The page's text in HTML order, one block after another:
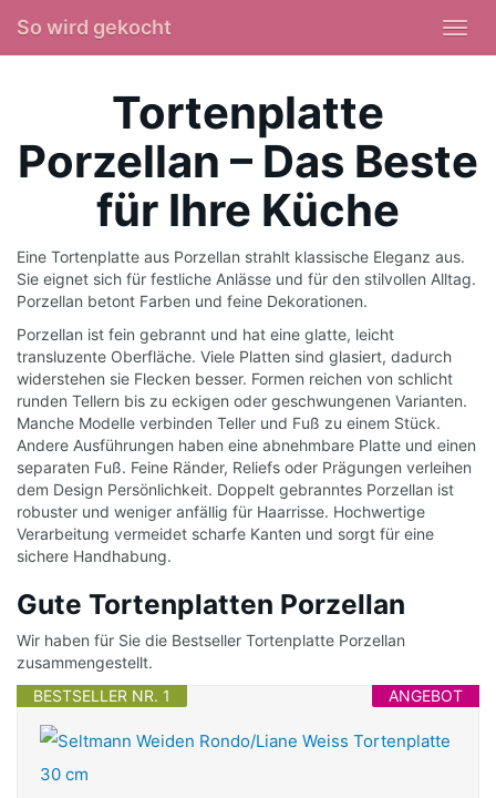
So wird gekocht
Tortenplatte
Porzellan – Das Beste
für Ihre Küche
Eine Tortenplatte aus Porzellan strahlt klassische Eleganz aus.
Sie eignet sich für festliche Anlässe und für den stilvollen Alltag.
Porzellan betont Farben und feine Dekorationen.
Porzellan ist fein gebrannt und hat eine glatte, leicht
transluzente Oberfläche. Viele Platten sind glasiert, dadurch
widerstehen sie Flecken besser. Formen reichen von schlicht
runden Tellern bis zu eckigen oder geschwungenen Varianten.
Manche Modelle verbinden Teller und Fuß zu einem Stück.
Andere Ausführungen haben eine abnehmbare Platte und einen
separaten Fuß. Feine Ränder, Reliefs oder Prägungen verleihen
dem Design Persönlichkeit. Doppelt gebranntes Porzellan ist
robuster und weniger anfällig für Haarrisse. Hochwertige
Verarbeitung vermeidet scharfe Kanten und sorgt für eine
sichere Handhabung.
Gute Tortenplatten Porzellan
Wir haben für Sie die Bestseller Tortenplatte Porzellan
zusammengestellt.
ANGEBOT
BESTSELLER NR. 1